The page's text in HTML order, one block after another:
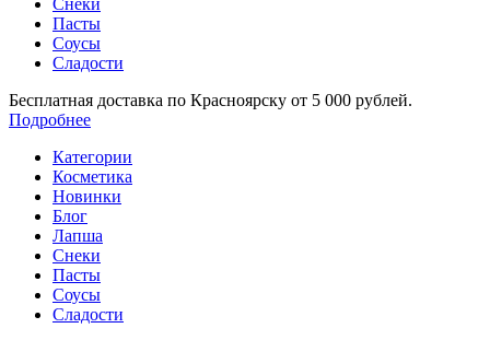
Снеки
Пасты
Соусы
Сладости
Бесплатная доставка по Красноярску от 5 000 рублей.
Подробнее
Категории
Косметика
Новинки
Блог
Лапша
Снеки
Пасты
Соусы
Сладости